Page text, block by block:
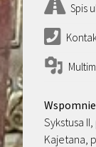
Spis
Sykstusa
Kajetana,